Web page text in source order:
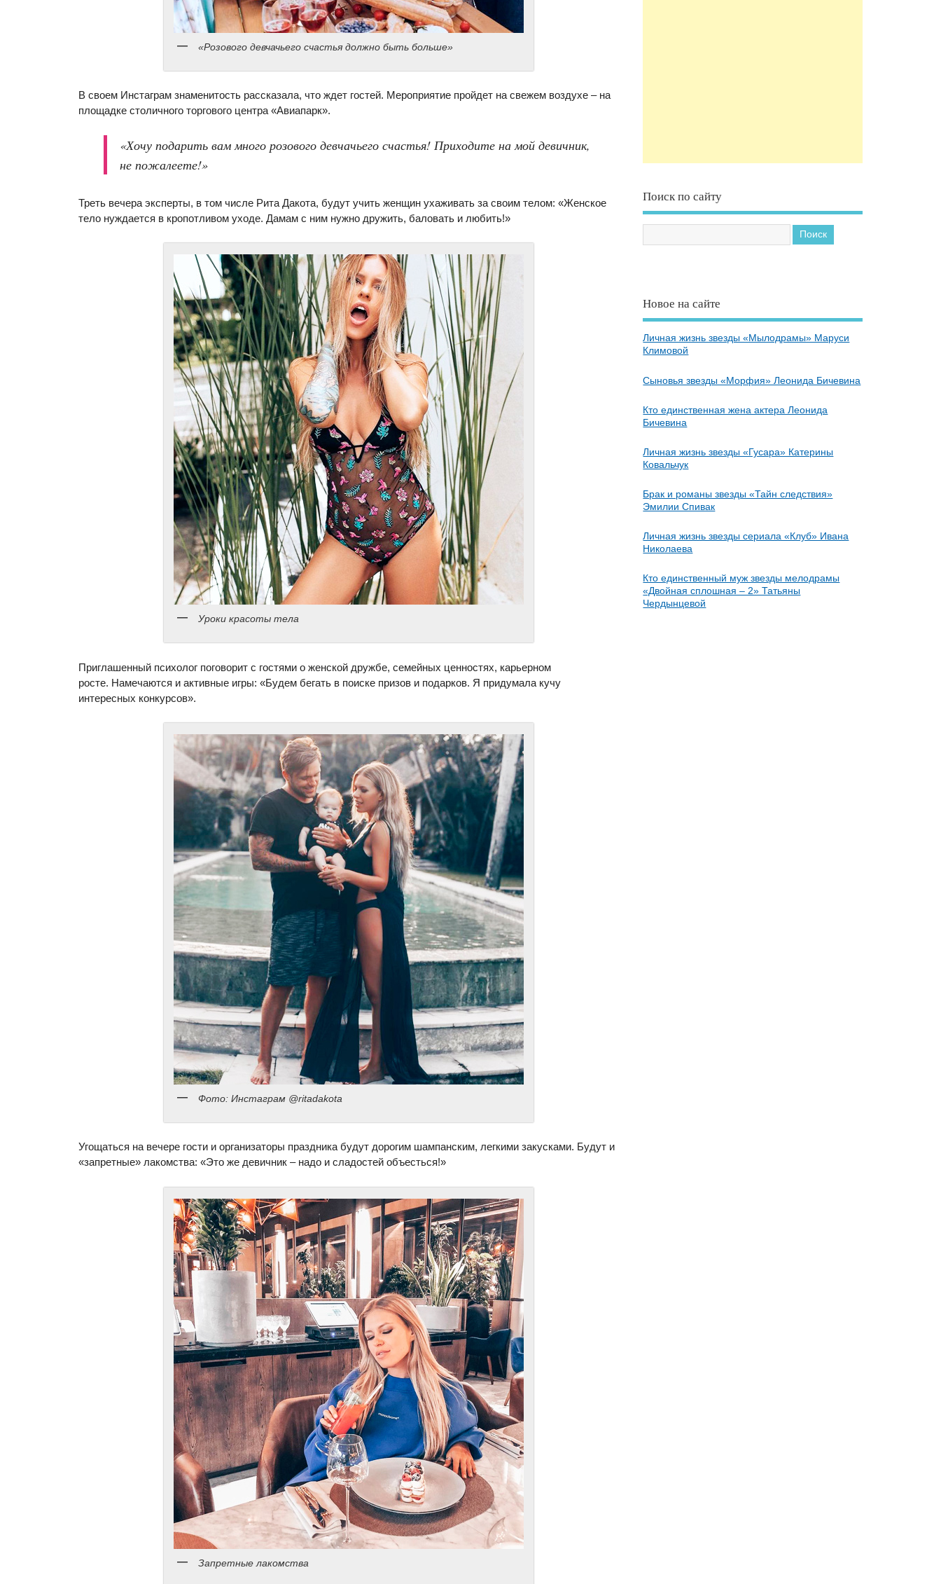
«Розового девчачьего счастья должно быть больше»
В своем Инстаграм знаменитость рассказала, что ждет гостей. Мероприятие пройдет на свежем воздухе – на
площадке столичного торгового центра «Авиапарк».
«Хочу подарить вам много розового девчачьего счастья! Приходите на мой девичник,
не пожалеете!»
Треть вечера эксперты, в том числе Рита Дакота, будут учить женщин ухаживать за своим телом: «Женское
тело нуждается в кропотливом уходе. Дамам с ним нужно дружить, баловать и любить!»
Уроки красоты тела
Приглашенный психолог поговорит с гостями о женской дружбе, семейных ценностях, карьерном
росте. Намечаются и активные игры: «Будем бегать в поиске призов и подарков. Я придумала кучу
интересных конкурсов».
Фото: Инстаграм @ritadakota
Угощаться на вечере гости и организаторы праздника будут дорогим шампанским, легкими закусками. Будут и
«запретные» лакомства: «Это же девичник – надо и сладостей объесться!»
Запретные лакомства
Поиск по сайту
Новое на сайте
Личная жизнь звезды «Мылодрамы» Маруси
Климовой
Сыновья звезды «Морфия» Леонида Бичевина
Кто единственная жена актера Леонида
Бичевина
Личная жизнь звезды «Гусара» Катерины
Ковальчук
Брак и романы звезды «Тайн следствия»
Эмилии Спивак
Личная жизнь звезды сериала «Клуб» Ивана
Николаева
Кто единственный муж звезды мелодрамы
«Двойная сплошная – 2» Татьяны
Чердынцевой